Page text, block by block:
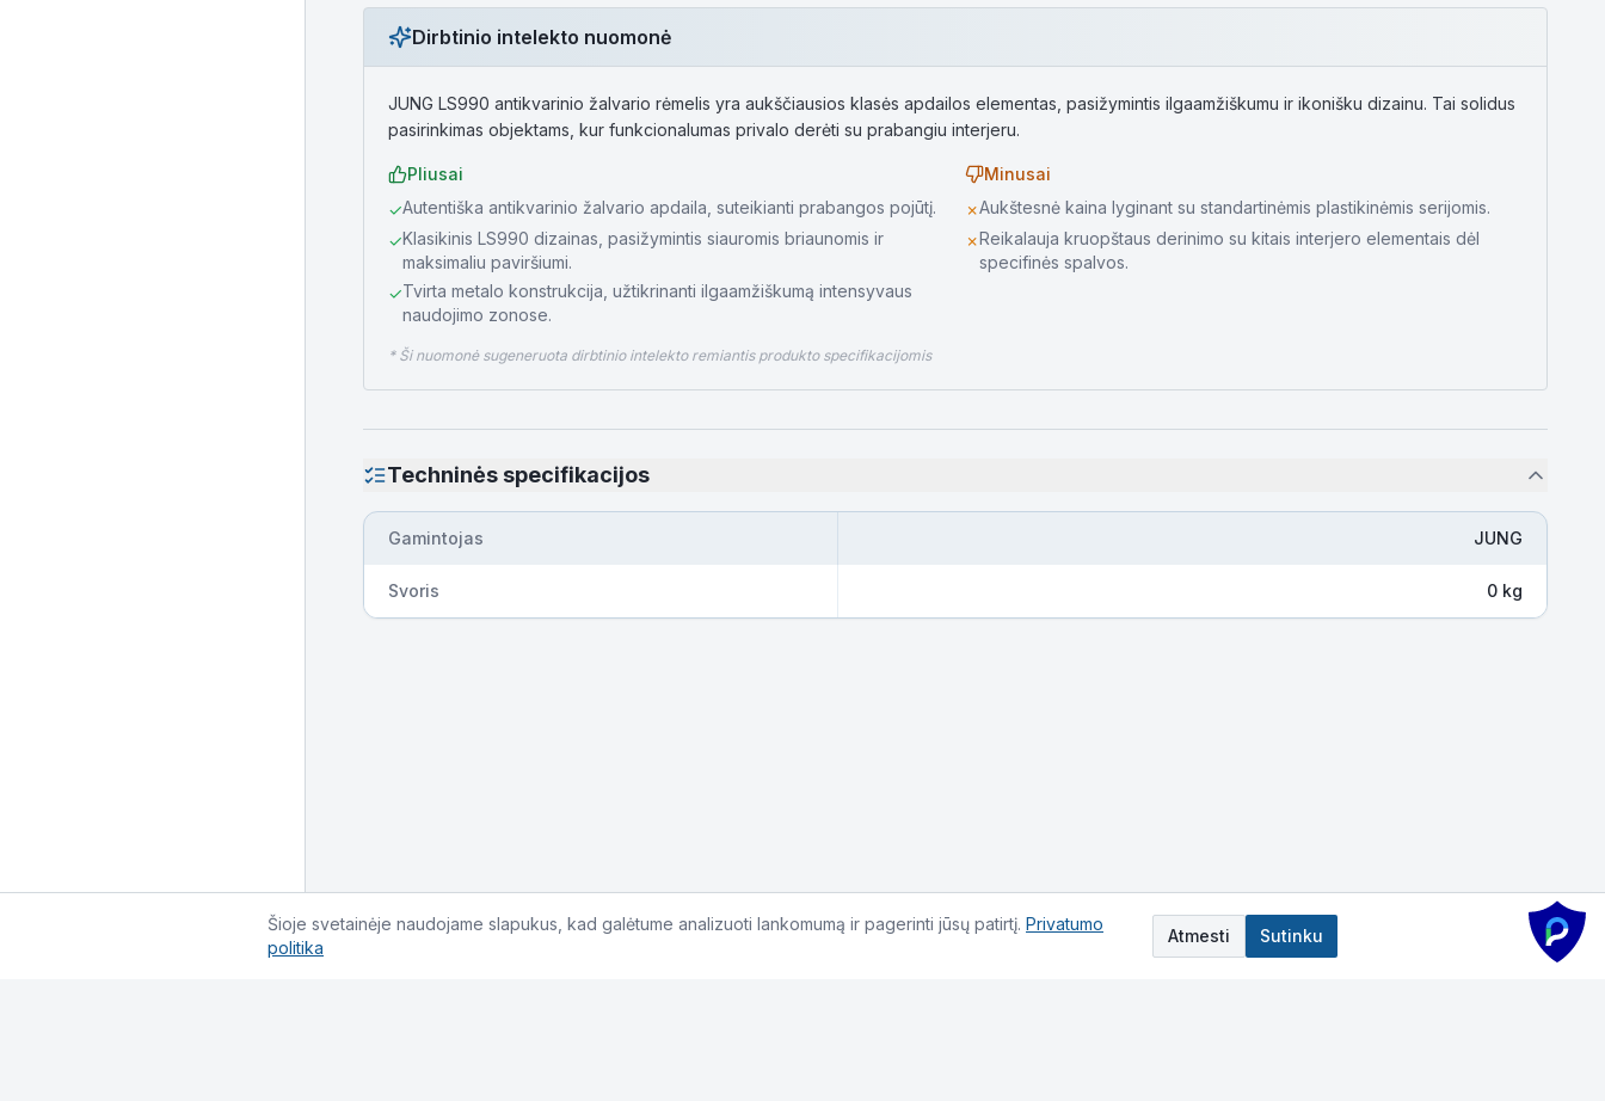
Dirbtinio intelekto nuomonė
JUNG LS990 antikvarinio žalvario rėmelis yra aukščiausios klasės apdailos elementas, pasižymintis ilgaamžiškumu ir ikonišku dizainu. Tai solidus
pasirinkimas objektams, kur funkcionalumas privalo derėti su prabangiu interjeru.
Pliusai
✓Autentiška antikvarinio žalvario apdaila, suteikianti prabangos pojūtį.
✓Klasikinis LS990 dizainas, pasižymintis siauromis briaunomis ir
maksimaliu paviršiumi.
✓Tvirta metalo konstrukcija, užtikrinanti ilgaamžiškumą intensyvaus
naudojimo zonose.
Minusai
✗Aukštesnė kaina lyginant su standartinėmis plastikinėmis serijomis.
✗Reikalauja kruopštaus derinimo su kitais interjero elementais dėl
specifinės spalvos.
* Ši nuomonė sugeneruota dirbtinio intelekto remiantis produkto specifikacijomis
Techninės specifikacijos
Gamintojas JUNG
Svoris 0 kg
Šioje svetainėje naudojame slapukus, kad galėtume analizuoti lankomumą ir pagerinti jūsų patirtį. Privatumo
politika
Atmesti Sutinku